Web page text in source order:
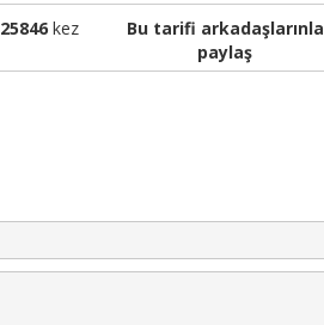
25846 kez
Bu tarifi arkadaşlarınla
paylaş